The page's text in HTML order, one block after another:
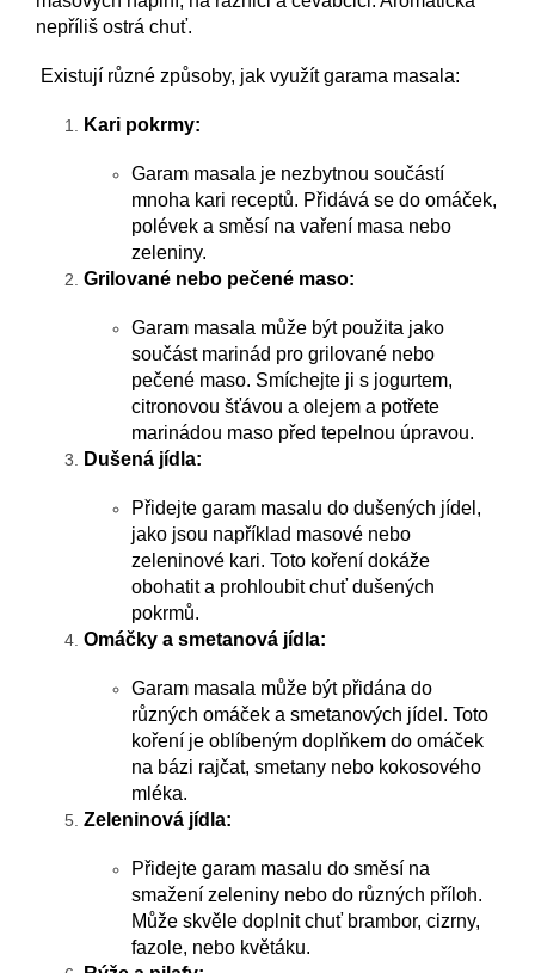
nepříliš ostrá chuť.
Existují různé způsoby, jak využít garama masala:
Kari pokrmy:
Garam masala je nezbytnou součástí
mnoha kari receptů. Přidává se do omáček,
polévek a směsí na vaření masa nebo
zeleniny.
Grilované nebo pečené maso:
Garam masala může být použita jako
součást marinád pro grilované nebo
pečené maso. Smíchejte ji s jogurtem,
citronovou šťávou a olejem a potřete
marinádou maso před tepelnou úpravou.
Dušená jídla:
Přidejte garam masalu do dušených jídel,
jako jsou například masové nebo
zeleninové kari. Toto koření dokáže
obohatit a prohloubit chuť dušených
pokrmů.
Omáčky a smetanová jídla:
Garam masala může být přidána do
různých omáček a smetanových jídel. Toto
koření je oblíbeným doplňkem do omáček
na bázi rajčat, smetany nebo kokosového
mléka.
Zeleninová jídla:
Přidejte garam masalu do směsí na
smažení zeleniny nebo do různých příloh.
Může skvěle doplnit chuť brambor, cizrny,
fazole, nebo květáku.